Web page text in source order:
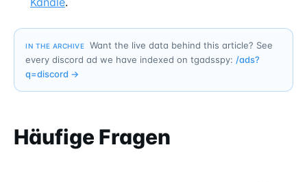
IN THE ARCHIVE
Want the live data behind this article? See
every discord ad we have indexed on tgadsspy: /ads?
q=discord →
Häufige Fragen